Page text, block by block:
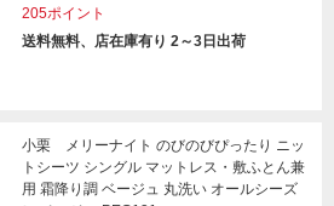
205ポイント
送料無料、店在庫有り 2～3日出荷
小栗 メリーナイト のびのびぴったり ニッ
トシーツ シングル マットレス・敷ふとん兼
用 霜降り調 ベージュ 丸洗い オールシーズ